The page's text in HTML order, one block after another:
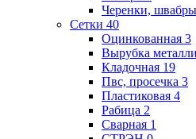
Черенки, швабры
Сетки 40
Оцинкованная 3
Вырубка
Кладочная 19
Пвс, просечка 3
Пластиковая 4
Рабица 2
Сварная 1